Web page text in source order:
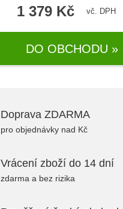
1 379 Kč vč. DPH
DO OBCHODU »
Doprava ZDARMA
pro objednávky nad Kč
Vrácení zboží do 14 dní
zdarma a bez rizika